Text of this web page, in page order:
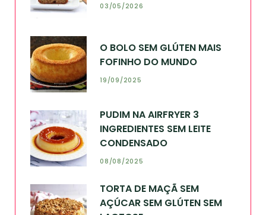
03/05/2026
O BOLO SEM GLÚTEN MAIS
FOFINHO DO MUNDO
19/09/2025
PUDIM NA AIRFRYER 3
INGREDIENTES SEM LEITE
CONDENSADO
08/08/2025
TORTA DE MAÇÃ SEM
AÇÚCAR SEM GLÚTEN SEM